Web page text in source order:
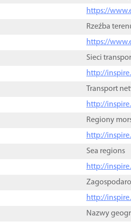
https://
Rzeźba
https://
Sieci
http://
Transport
http://
Regiony
http://
Sea regions
http://
http://
Nazwy